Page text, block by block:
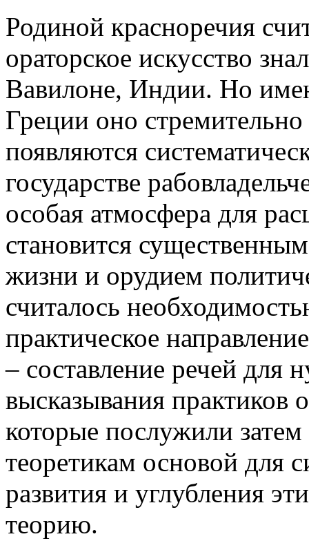
Родиной красноречия
ораторское искусство
Вавилоне, Индии. Но
Греции оно стремительно
появляются
государстве
особая атмосфера для
становится
жизни и орудием
считалось
практическое направление
– составление речей для
высказывания практиков
которые послужили
теоретикам основой для
развития и углубления
теорию.